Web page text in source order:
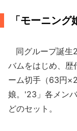
「モーニン
同グループ誕生
バムをはじめ、歴
ーム切手（63円
娘。'23」各メン
どのセット。